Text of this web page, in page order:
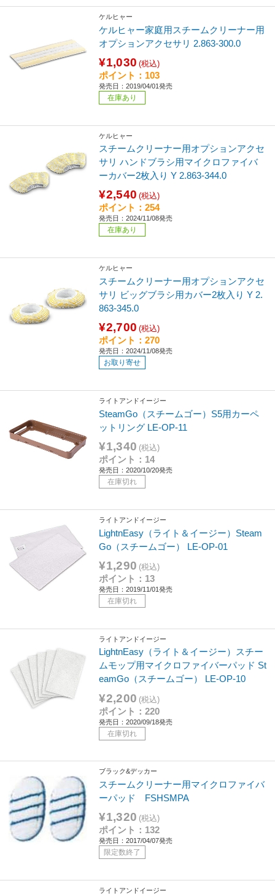
ケルヒャー
ケルヒャー家庭用スチームクリーナー用
オプションアクセサリ 2.863-300.0
¥1,030 (税込)
ポイント：103
発売日：2019/04/01発売
在庫あり
ケルヒャー
スチームクリーナー用オプションアクセ
サリ ハンドブラシ用マイクロファイバ
ーカバー2枚入り Y 2.863-344.0
¥2,540 (税込)
ポイント：254
発売日：2024/11/08発売
在庫あり
ケルヒャー
スチームクリーナー用オプションアクセ
サリ ビッグブラシ用カバー2枚入り Y 2.
863-345.0
¥2,700 (税込)
ポイント：270
発売日：2024/11/08発売
お取り寄せ
ライトアンドイージー
SteamGo（スチームゴー）S5用カーペ
ットリング LE-OP-11
¥1,340 (税込)
ポイント：14
発売日：2020/10/20発売
在庫切れ
ライトアンドイージー
LightnEasy（ライト＆イージー）Steam
Go（スチームゴー） LE-OP-01
¥1,290 (税込)
ポイント：13
発売日：2019/11/01発売
在庫切れ
ライトアンドイージー
LightnEasy（ライト＆イージー）スチー
ムモップ用マイクロファイバーパッド St
eamGo（スチームゴー） LE-OP-10
¥2,200 (税込)
ポイント：220
発売日：2020/09/18発売
在庫切れ
ブラック&デッカー
スチームクリーナー用マイクロファイバ
ーパッド FSHSMPA
¥1,320 (税込)
ポイント：132
発売日：2017/04/07発売
限定数終了
ライトアンドイージー